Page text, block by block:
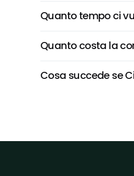
Quanto tempo ci
Quanto costa la
Cosa succede se